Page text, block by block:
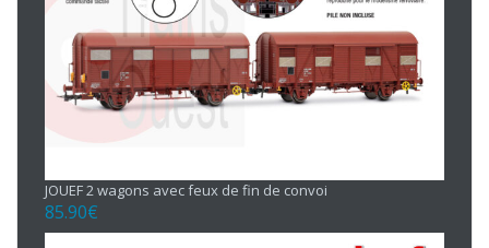
JOUEF 2 wagons avec feux de fin de convoi
85.90€